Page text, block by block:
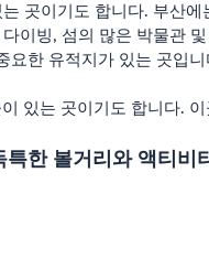
곳이기도 합니다. 부산
이빙, 섬의 많은 박물관
한 유적지가 있는 곳입
있는 곳이기도 합니다.
한 볼거리와 액티